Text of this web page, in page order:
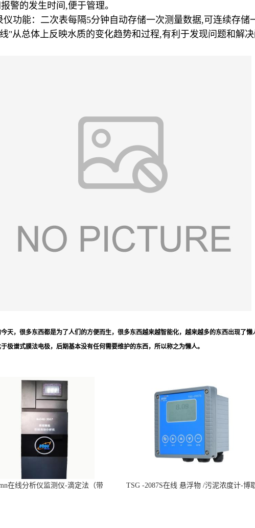
警的发生时间,便于管理。
功能：二次表每隔5分钟自动存储一次测量数据,可连续存
"从总体上反映水质的变化趋势和过程,有利于发现问题和解
天，很多东西都是为了人们的方便而生，很多东西越来越智能化，越来越多的东西出现了
谱式膜法电极，后期基本没有任何需要维护的东西，所以称之为懒人。
在线分析仪监测仪-滴定法（带
TSG -2087S在线 悬浮物 /污泥浓度计-博